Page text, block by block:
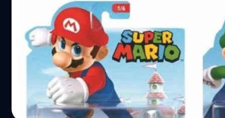
รถของเล่นในตำนาน Hot Wheels เปิดรถจาก
เกม Super Mario ชุดใหม่
มาอีกแล้ว รถ Hot Wheels ลายจากเกม Super Mario ที่ขนมา
วงศกร ปฐมชัยวัฒน์| 3688 days ago
Read More